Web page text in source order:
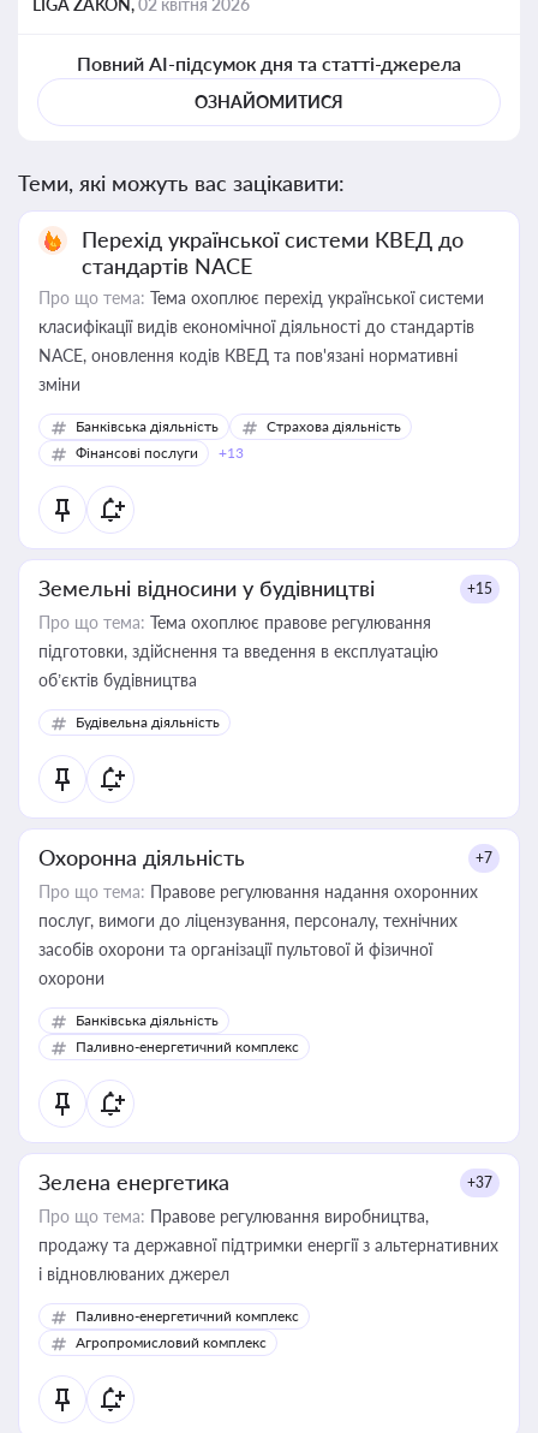
LIGA ZAKON,02 квітня 2026
Повний AI-підсумок дня та статті-джерела
ОЗНАЙОМИТИСЯ
Теми, які можуть вас зацікавити:
Перехід української системи КВЕД до
стандартів NACE
Про що тема: Тема охоплює перехід української системи
класифікації видів економічної діяльності до стандартів
NACE, оновлення кодів КВЕД та пов'язані нормативні
зміни
Банківська діяльність
Страхова діяльність
Фінансові послуги
+13
Земельні відносини у будівництві +15
Про що тема: Тема охоплює правове регулювання
підготовки, здійснення та введення в експлуатацію
об’єктів будівництва
Будівельна діяльність
Охоронна діяльність +7
Про що тема: Правове регулювання надання охоронних
послуг, вимоги до ліцензування, персоналу, технічних
засобів охорони та організації пультової й фізичної
охорони
Банківська діяльність
Паливно-енергетичний комплекс
Зелена енергетика +37
Про що тема: Правове регулювання виробництва,
продажу та державної підтримки енергії з альтернативних
і відновлюваних джерел
Паливно-енергетичний комплекс
Агропромисловий комплекс